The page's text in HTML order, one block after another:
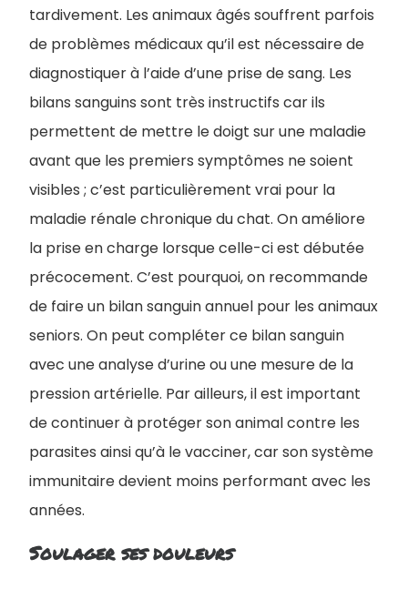
tardivement. Les animaux âgés souffrent parfois
de problèmes médicaux qu’il est nécessaire de
diagnostiquer à l’aide d’une prise de sang. Les
bilans sanguins sont très instructifs car ils
permettent de mettre le doigt sur une maladie
avant que les premiers symptômes ne soient
visibles ; c’est particulièrement vrai pour la
maladie rénale chronique du chat. On améliore
la prise en charge lorsque celle-ci est débutée
précocement. C’est pourquoi, on recommande
de faire un bilan sanguin annuel pour les animaux
seniors. On peut compléter ce bilan sanguin
avec une analyse d’urine ou une mesure de la
pression artérielle. Par ailleurs, il est important
de continuer à protéger son animal contre les
parasites ainsi qu’à le vacciner, car son système
immunitaire devient moins performant avec les
années.
Soulager ses douleurs